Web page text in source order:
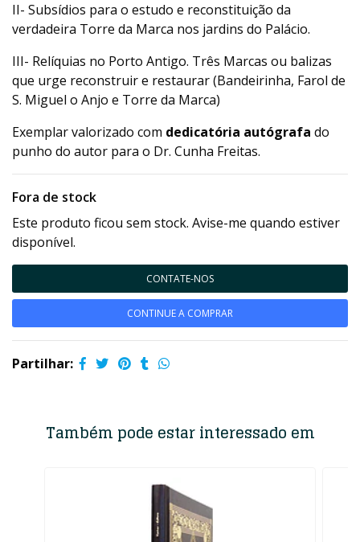
II- Subsídios para o estudo e reconstituição da
verdadeira Torre da Marca nos jardins do Palácio.
III- Relíquias no Porto Antigo. Três Marcas ou balizas
que urge reconstruir e restaurar (Bandeirinha, Farol de
S. Miguel o Anjo e Torre da Marca)
Exemplar valorizado com dedicatória autógrafa do
punho do autor para o Dr. Cunha Freitas.
Fora de stock
Este produto ficou sem stock. Avise-me quando estiver
disponível.
CONTATE-NOS
CONTINUE A COMPRAR
Partilhar:
Também pode estar interessado em